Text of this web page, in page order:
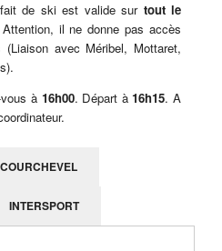
de ski est valide sur tout le
il ne donne pas accès
avec Méribel, Mottaret,
à 16h00. Départ à16h15. A
COURCHEVEL
INTERSPORT